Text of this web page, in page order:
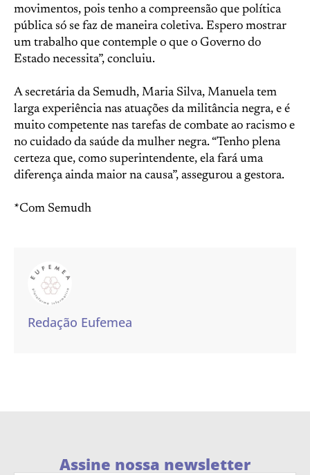
movimentos, pois tenho a compreensão que política
pública só se faz de maneira coletiva. Espero mostrar
um trabalho que contemple o que o Governo do
Estado necessita”, concluiu.
A secretária da Semudh, Maria Silva, Manuela tem
larga experiência nas atuações da militância negra, e é
muito competente nas tarefas de combate ao racismo e
no cuidado da saúde da mulher negra. “Tenho plena
certeza que, como superintendente, ela fará uma
diferença ainda maior na causa”, assegurou a gestora.
*Com Semudh
Redação Eufemea
Assine nossa newsletter